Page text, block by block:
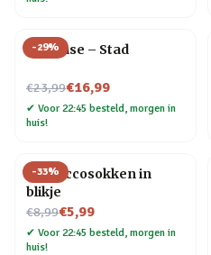
-29%
Flip Vase – Stad
€23,99
Nu voor€16,99
✔ Voor 22:45 besteld, morgen in
huis!
-33%
Proseccosokken in
blikje
€8,99
Nu voor€5,99
✔ Voor 22:45 besteld, morgen in
huis!